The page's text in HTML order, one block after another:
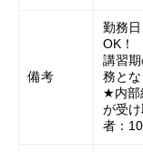
備考
勤務
OK！
講習
務とな
★内部
が受
者：